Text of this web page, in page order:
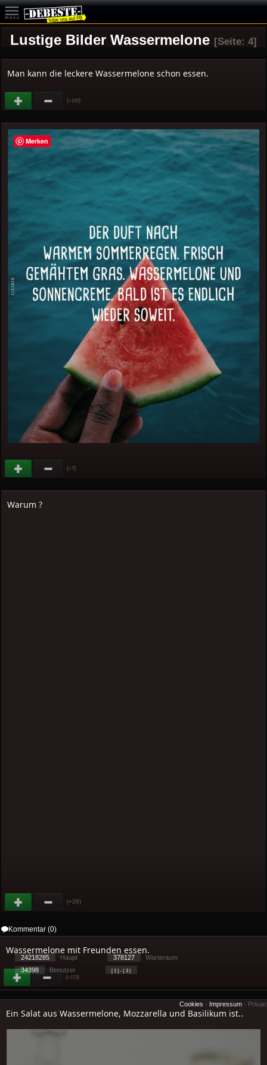
Lustige Bilder Wassermelone [Seite: 4]
Man kann die leckere Wassermelone schon essen.
(+120)
(+7)
Warum ?
(+26)
Kommentar (0)
Wassermelone mit Freunden essen.
(+173)
Ein Salat aus Wassermelone, Mozzarella und Basilikum ist..
24218285 Haupt 378127
Warteraum
34398
Benutzer [ 1 ] - ( 3 )
Cookies - Impressum -
Merken